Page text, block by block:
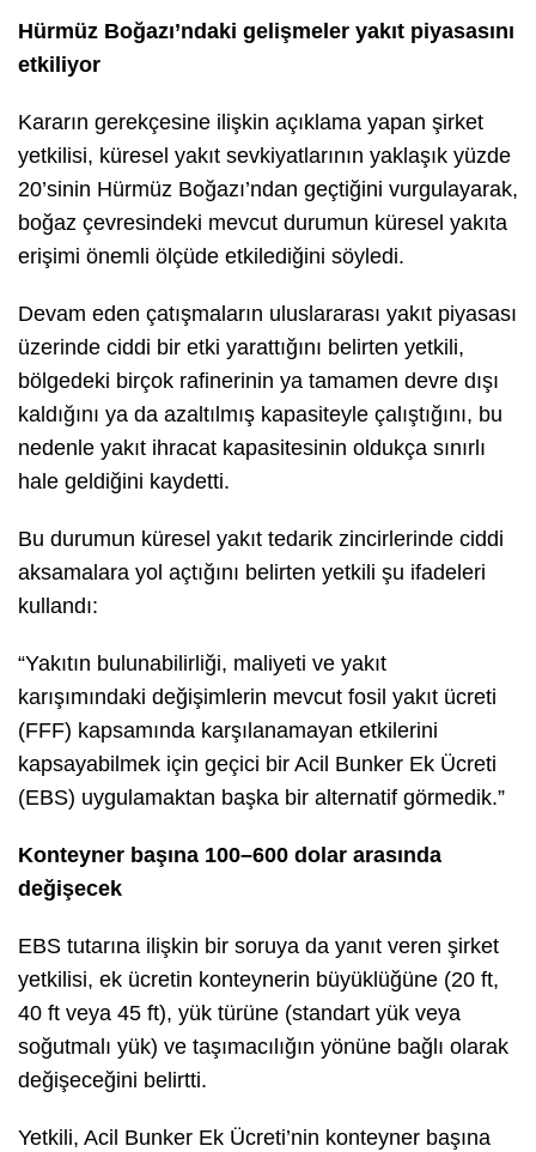
Hürmüz Boğazı’ndaki gelişmeler yakıt piyasasını
etkiliyor
Kararın gerekçesine ilişkin açıklama yapan şirket
yetkilisi, küresel yakıt sevkiyatlarının yaklaşık yüzde
20’sinin Hürmüz Boğazı’ndan geçtiğini vurgulayarak,
boğaz çevresindeki mevcut durumun küresel yakıta
erişimi önemli ölçüde etkilediğini söyledi.
Devam eden çatışmaların uluslararası yakıt piyasası
üzerinde ciddi bir etki yarattığını belirten yetkili,
bölgedeki birçok rafinerinin ya tamamen devre dışı
kaldığını ya da azaltılmış kapasiteyle çalıştığını, bu
nedenle yakıt ihracat kapasitesinin oldukça sınırlı
hale geldiğini kaydetti.
Bu durumun küresel yakıt tedarik zincirlerinde ciddi
aksamalara yol açtığını belirten yetkili şu ifadeleri
kullandı:
“Yakıtın bulunabilirliği, maliyeti ve yakıt
karışımındaki değişimlerin mevcut fosil yakıt ücreti
(FFF) kapsamında karşılanamayan etkilerini
kapsayabilmek için geçici bir Acil Bunker Ek Ücreti
(EBS) uygulamaktan başka bir alternatif görmedik.”
Konteyner başına 100–600 dolar arasında
değişecek
EBS tutarına ilişkin bir soruya da yanıt veren şirket
yetkilisi, ek ücretin konteynerin büyüklüğüne (20 ft,
40 ft veya 45 ft), yük türüne (standart yük veya
soğutmalı yük) ve taşımacılığın yönüne bağlı olarak
değişeceğini belirtti.
Yetkili, Acil Bunker Ek Ücreti’nin konteyner başına